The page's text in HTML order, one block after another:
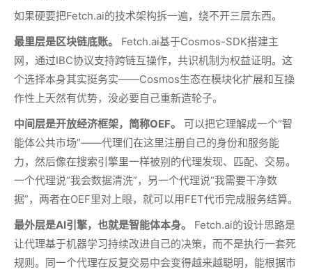
如果硬要把Fetch.ai的技术架构拆一遍，绕不开三层东西。
最里层是区块链底账。
Fetch.ai基于Cosmos-SDK搭建主
网，通过IBC协议支持跨链互操作，共识机制为权益证明。这
个选择本身其实挺务实——Cosmos生态在模块化扩展和互操
作性上天然有优势，没必要自己重新造轮子。
中间层是开放经济框架，简称OEF。
可以把它理解成一个“智
能体公共市场”——代理们在这里注册自己的身份和服务能
力，然后像在搜索引擎里一样被别的代理发现、匹配、交易。
一个代理说“我会数据清洗”，另一个代理说“我需要干净数
据”，两者在OEF里对上眼，就可以用FET代币完成服务结算。
最外层是AI引擎，也就是智能体本身。
Fetch.ai的设计思路是
让代理基于机器学习持续改进自己的决策，而不是执行一套死
规则。同一个代理在反复交易中会变得越来越聪明，能根据市